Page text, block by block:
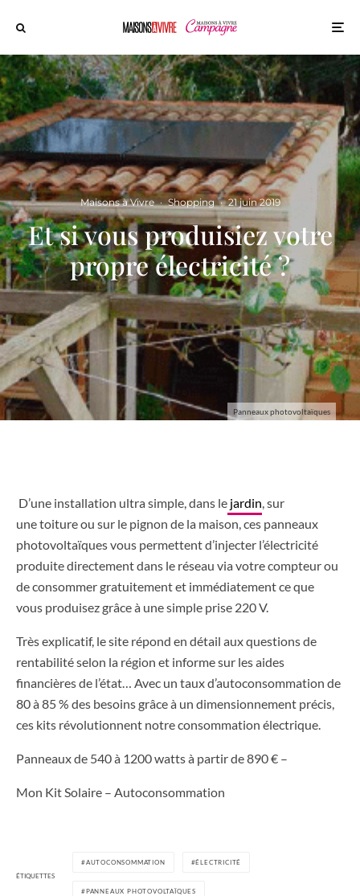
Panneaux photovoltaïques
Maisons à Vivre · Shopping · 21 juin 2019
Et si vous produisiez votre
propre électricité ?
D’une installation ultra simple, dans le jardin , sur
une toiture ou sur le pignon de la maison, ces panneaux
photovoltaïques vous permettent d’injecter l’électricité
produite directement dans le réseau via votre compteur ou
de consommer gratuitement et immédiatement ce que
vous produisez grâce à une simple prise 220 V.
Très explicatif, le site répond en détail aux questions de
rentabilité selon la région et informe sur les aides
financières de l’état… Avec un taux d’autoconsommation de
80 à 85 % des besoins grâce à un dimensionnement précis,
ces kits révolutionnent notre consommation électrique.
Panneaux de 540 à 1200 watts à partir de 890 € –
Mon Kit Solaire – Autoconsommation
ÉTIQUETTES
AUTOCONSOMMATION ÉLECTRICITÉ
PANNEAUX PHOTOVOLTAÏQUES